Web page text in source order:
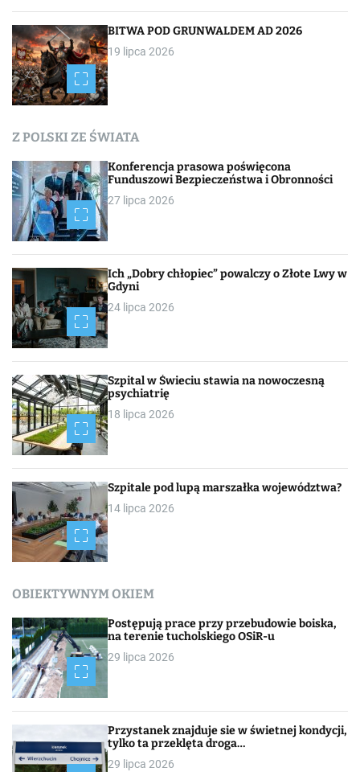
BITWA POD GRUNWALDEM AD 2026
19 lipca 2026
Z POLSKI ZE ŚWIATA
Konferencja prasowa poświęcona
Funduszowi Bezpieczeństwa i Obronności
27 lipca 2026
Ich „Dobry chłopiec” powalczy o Złote Lwy w
Gdyni
24 lipca 2026
Szpital w Świeciu stawia na nowoczesną
psychiatrię
18 lipca 2026
Szpitale pod lupą marszałka województwa?
14 lipca 2026
OBIEKTYWNYM OKIEM
Postępują prace przy przebudowie boiska,
na terenie tucholskiego OSiR-u
29 lipca 2026
Przystanek znajduje sie w świetnej kondycji,
tylko ta przeklęta droga…
29 lipca 2026